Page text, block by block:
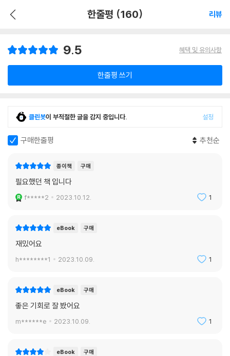
한줄평 (160) 리뷰
9.5 혜택 및 유의사항
한줄평 쓰기
클린봇이 부적절한 글을 감지 중입니다. 설정
구매한줄평 추천순
종이책 구매
필요했던 책 입니다
f*****2 2023.10.12. 1
eBook 구매
재밌어요
h********1 2023.10.09. 1
eBook 구매
좋은 기회로 잘 봤어요
m******e 2023.10.09. 1
eBook 구매